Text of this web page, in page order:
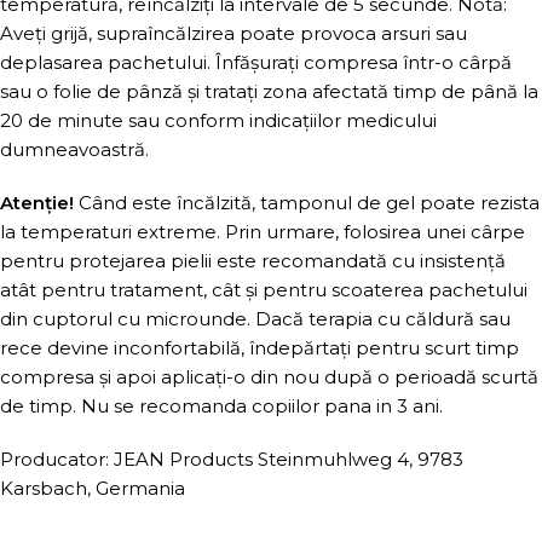
temperatură, reîncălziți la intervale de 5 secunde. Notă:
Aveți grijă, supraîncălzirea poate provoca arsuri sau
deplasarea pachetului. Înfășurați compresa într-o cârpă
sau o folie de pânză și tratați zona afectată timp de până la
20 de minute sau conform indicațiilor medicului
dumneavoastră.
Atenție! Când este încălzită, tamponul de gel poate rezista
la temperaturi extreme. Prin urmare, folosirea unei cârpe
pentru protejarea pielii este recomandată cu insistență
atât pentru tratament, cât și pentru scoaterea pachetului
din cuptorul cu microunde. Dacă terapia cu căldură sau
rece devine inconfortabilă, îndepărtați pentru scurt timp
compresa și apoi aplicați-o din nou după o perioadă scurtă
de timp. Nu se recomanda copiilor pana in 3 ani.
Producator: JEAN Products Steinmuhlweg 4, 9783
Karsbach, Germania